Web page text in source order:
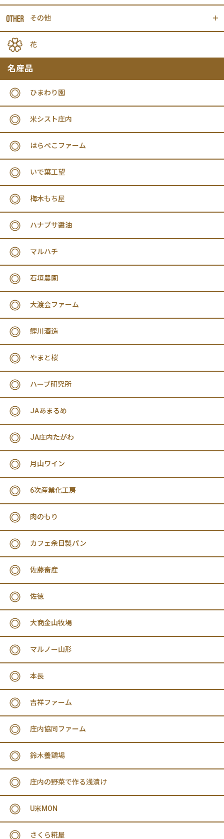
その他
花
名産品
ひまわり園
米シスト庄内
はらぺこファーム
いで葉工望
梅木もち屋
ハナブサ醤油
マルハチ
石垣農園
大渡会ファーム
鯉川酒造
やまと桜
ハーブ研究所
JAあまるめ
JA庄内たがわ
月山ワイン
6次産業化工房
肉のもり
カフェ余目製パン
佐藤畜産
佐徳
大商金山牧場
マルノー山形
本長
吉祥ファーム
庄内協同ファーム
鈴木養鶏場
庄内の野菜で作る浅漬け
U米MON
さくら糀屋